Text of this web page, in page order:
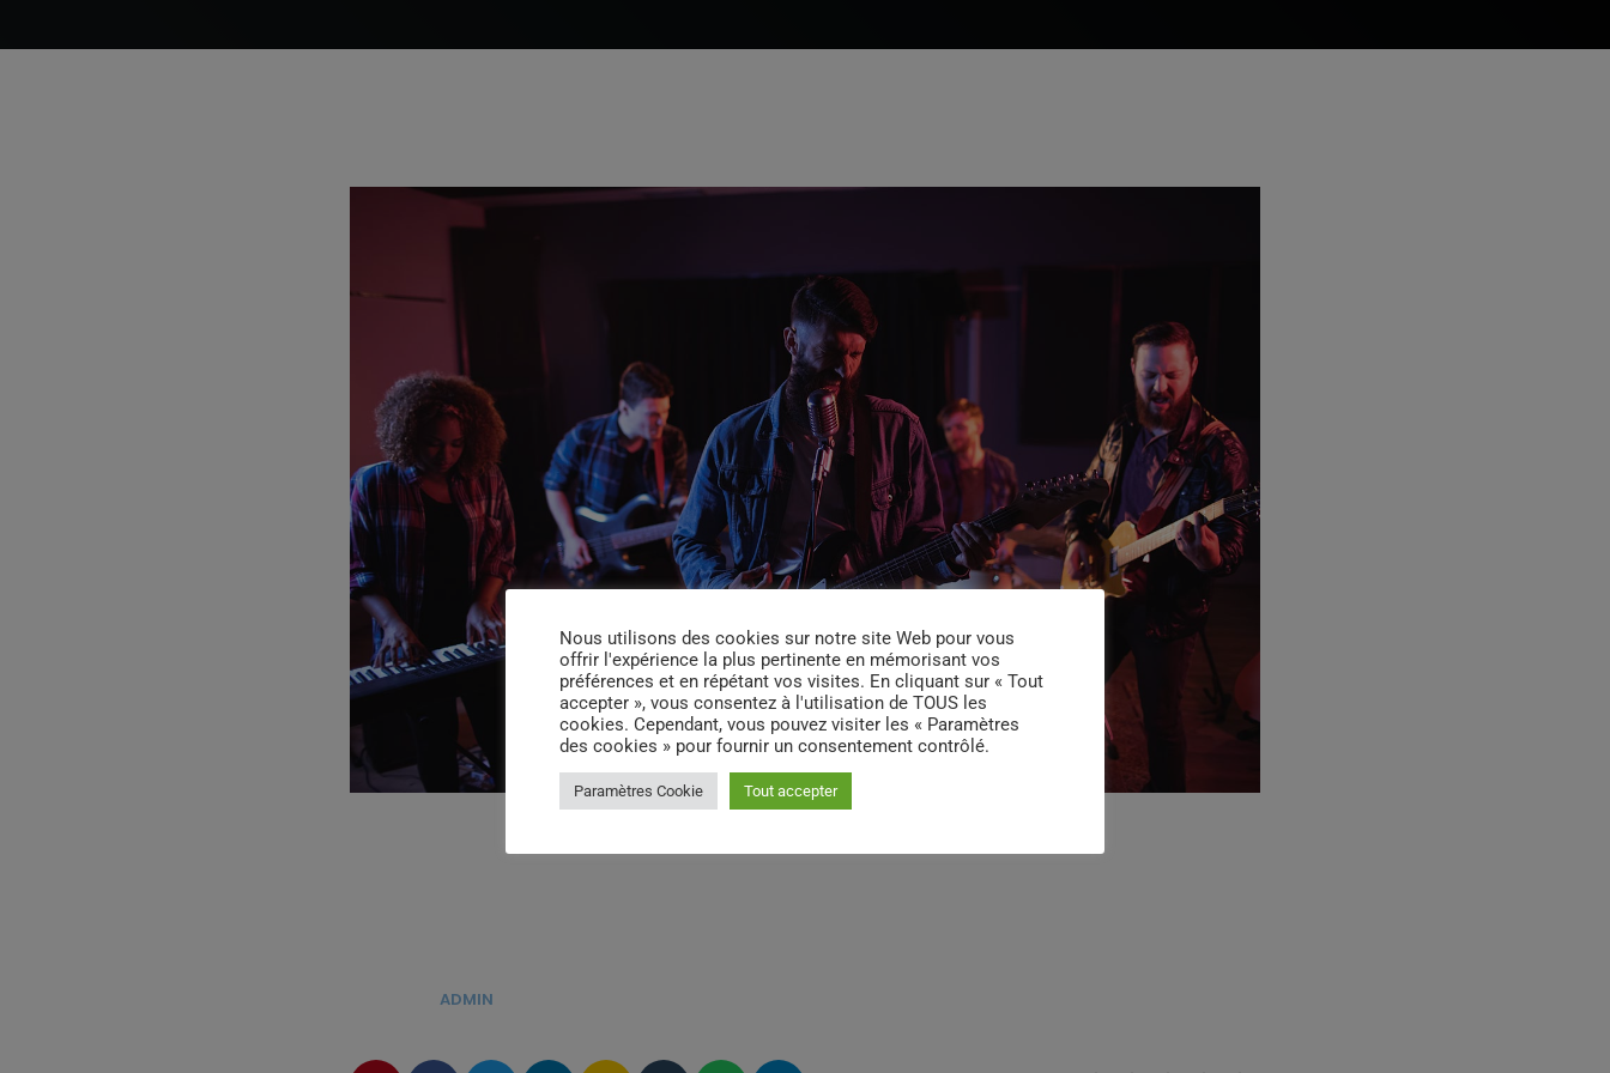
ADMIN
Nous utilisons des cookies sur notre site Web pour vous
offrir l'expérience la plus pertinente en mémorisant vos
préférences et en répétant vos visites. En cliquant sur « Tout
accepter », vous consentez à l'utilisation de TOUS les
cookies. Cependant, vous pouvez visiter les « Paramètres
des cookies » pour fournir un consentement contrôlé.
Paramètres Cookie Tout accepter